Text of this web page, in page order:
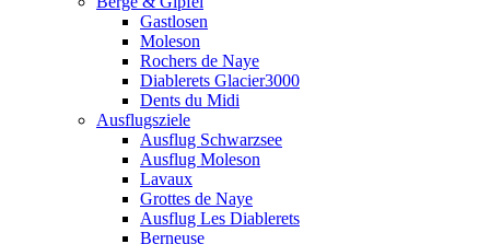
Gastlosen
Moleson
Rochers de Naye
Diablerets Glacier3000
Dents du Midi
Ausflugsziele
Ausflug Schwarzsee
Ausflug Moleson
Lavaux
Grottes de Naye
Ausflug Les Diablerets
Berneuse